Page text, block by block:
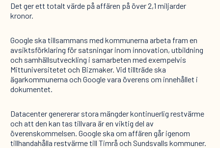
Det ger ett totalt värde på affären på över 2,1 miljarder
kronor.
Google ska tillsammans med kommunerna arbeta fram en
avsiktsförklaring för satsningar inom innovation, utbildning
och samhällsutveckling i samarbeten med exempelvis
Mittuniversitetet och Bizmaker. Vid tillträde ska
ägarkommunerna och Google vara överens om innehållet i
dokumentet.
Datacenter genererar stora mängder kontinuerlig restvärme
och att den kan tas tillvara är en viktig del av
överenskommelsen. Google ska om affären går igenom
tillhandahålla restvärme till Timrå och Sundsvalls kommuner.